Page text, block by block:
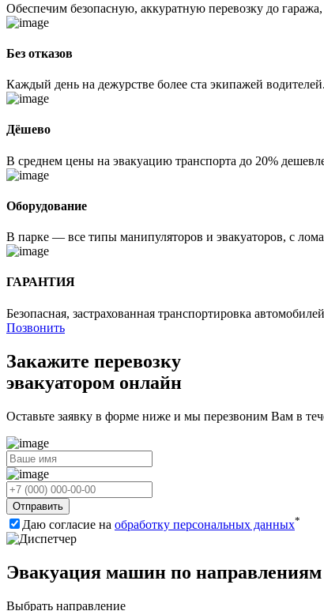
Обеспечим безопасную, аккуратную перевозку до
Без отказов
Каждый день на дежурстве более ста экипажей водителей.
Дёшево
В среднем цены на эвакуацию транспорта до 20%
Оборудование
В парке — все типы манипуляторов и эвакуаторов, с
ГАРАНТИЯ
Безопасная, застрахованная транспортировка
Позвонить
Закажите перевозку
эвакуатором онлайн
Оставьте заявку в форме ниже и мы перезвоним Вам в
Отправить
Даю согласие на обработку персональных данных*
Эвакуация машин по направлениям
Выбрать направление